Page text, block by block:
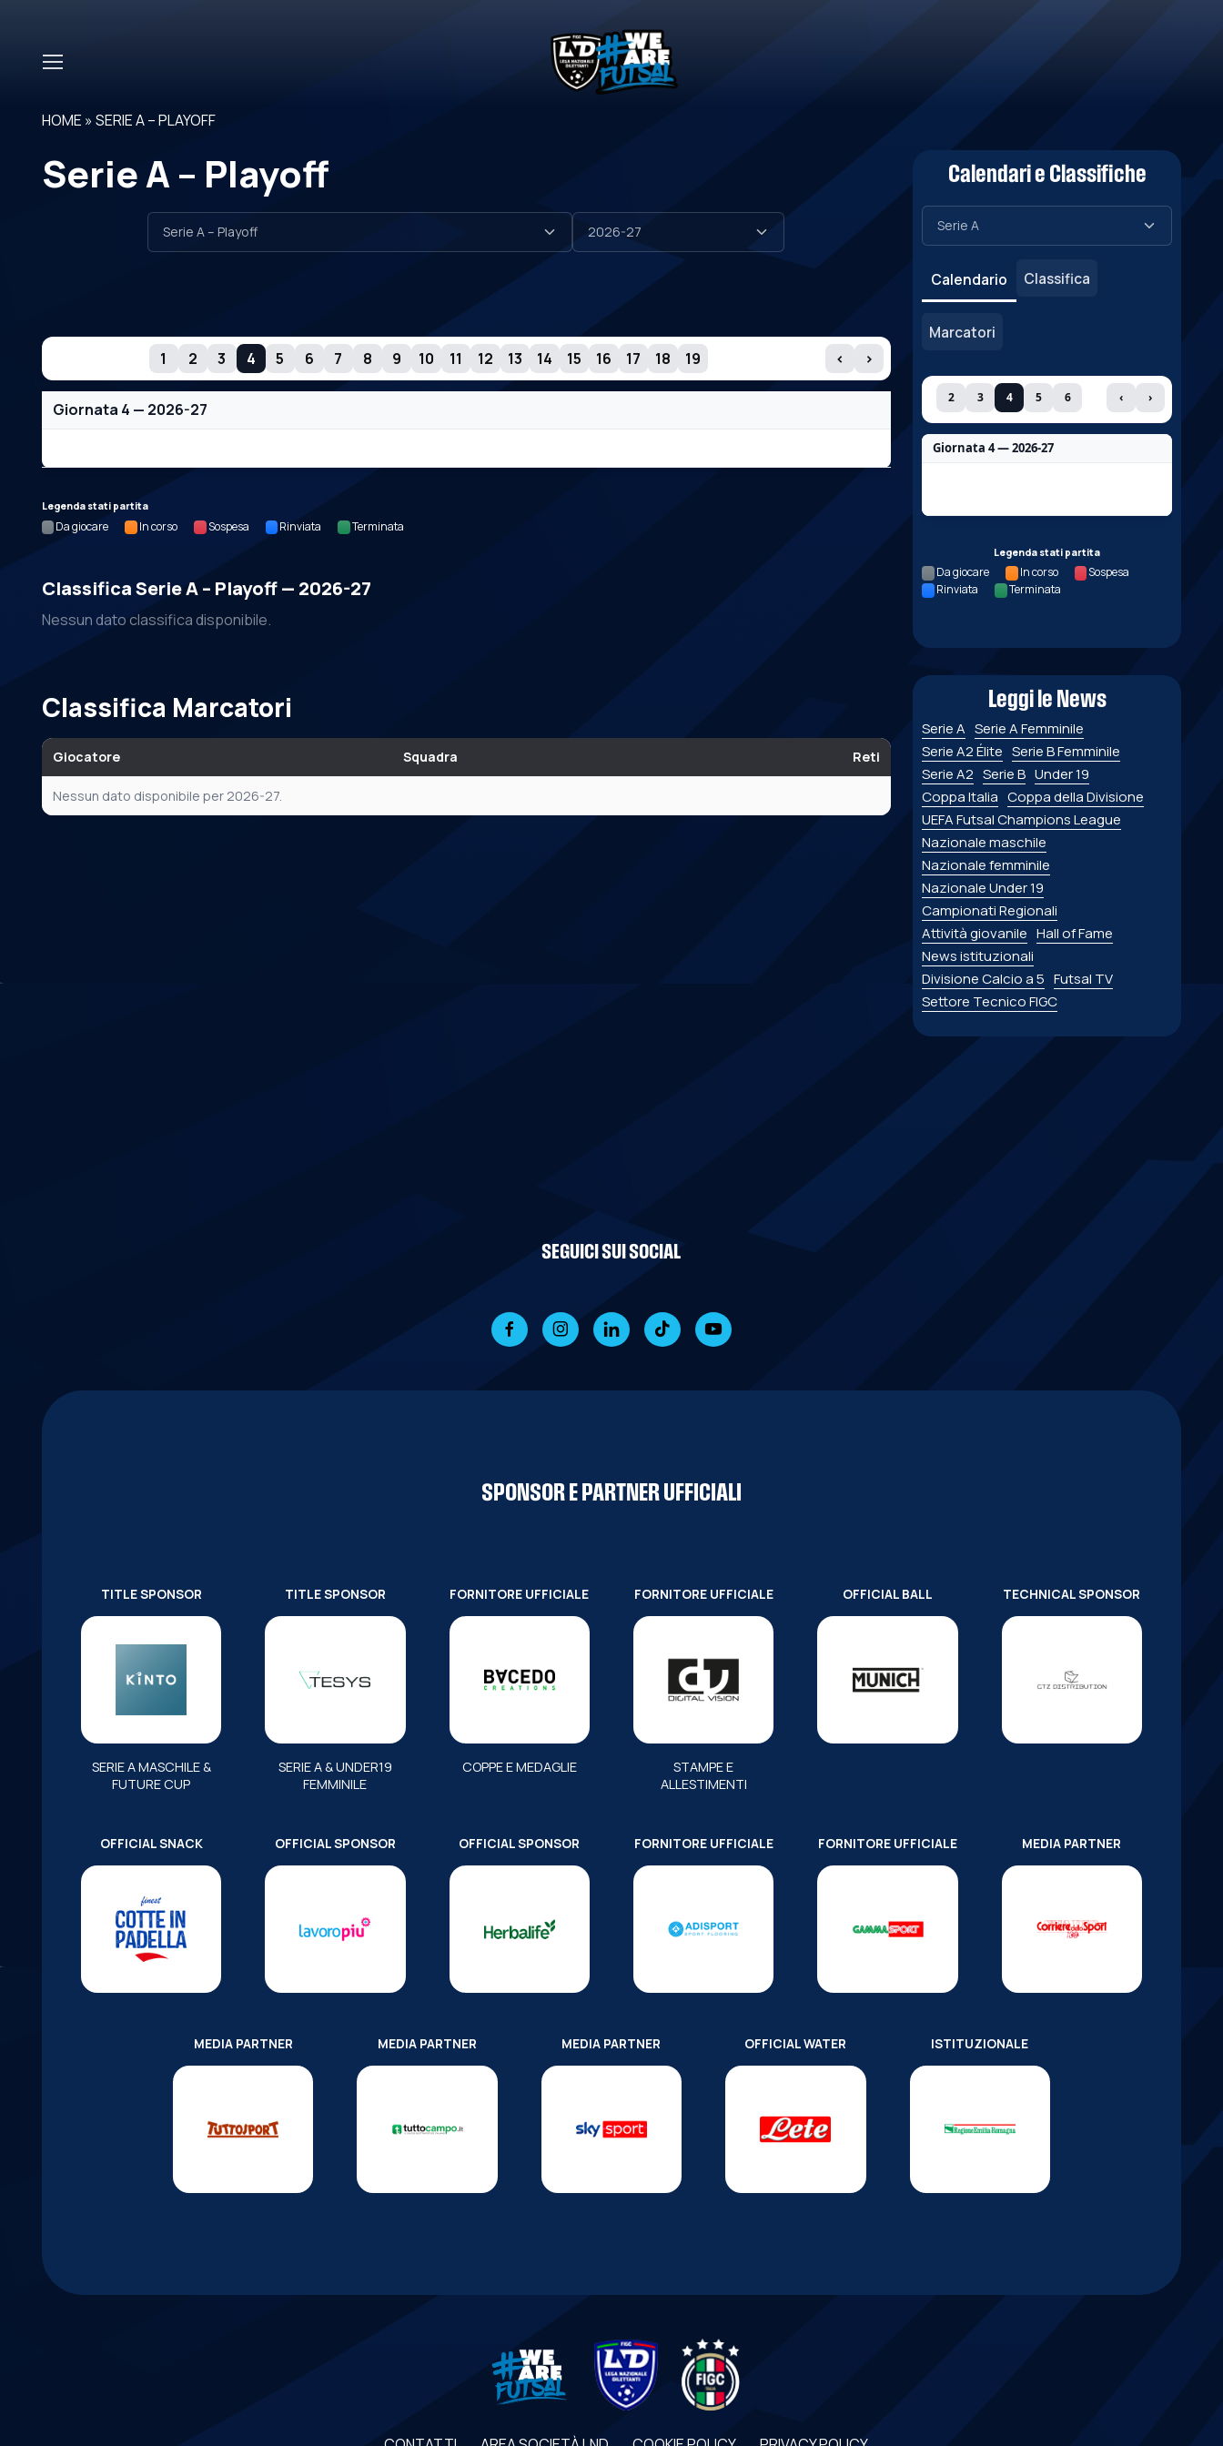
HOME »SERIE A – PLAYOFF
Serie A – Playoff
1 2 3 4 5 6 7 8 9 10 11 12 13 14 15 16 17 18 19 ‹ ›
Giornata 4 — 2026-27
Legenda stati partita
Da giocare In corso Sospesa Rinviata Terminata
Classifica Serie A – Playoff — 2026-27
Nessun dato classifica disponibile.
Classifica Marcatori
Giocatore Squadra Reti
Nessun dato disponibile per 2026-27.
Calendari e Classifiche
Calendario Classifica
Marcatori
2 3 4 5 6 ‹ ›
Giornata 4 — 2026-27
Legenda stati partita
Da giocare In corso
Sospesa
Rinviata
Terminata
Leggi le News
Serie A Serie A Femminile
Serie A2 Élite Serie B Femminile
Serie A2 Serie B Under 19
Coppa Italia Coppa della Divisione
UEFA Futsal Champions League
Nazionale maschile
Nazionale femminile
Nazionale Under 19
Campionati Regionali
Attività giovanile Hall of Fame
News istituzionali
Divisione Calcio a 5 Futsal TV
Settore Tecnico FIGC
SEGUICI SUI SOCIAL
SPONSOR E PARTNER UFFICIALI
TITLE SPONSOR
SERIE A MASCHILE &
FUTURE CUP
TITLE SPONSOR
SERIE A & UNDER19
FEMMINILE
FORNITORE UFFICIALE
COPPE E MEDAGLIE
FORNITORE UFFICIALE
STAMPE E
ALLESTIMENTI
OFFICIAL BALL TECHNICAL SPONSOR
OFFICIAL SNACK OFFICIAL SPONSOR OFFICIAL SPONSOR FORNITORE UFFICIALE FORNITORE UFFICIALE MEDIA PARTNER
MEDIA PARTNER MEDIA PARTNER MEDIA PARTNER OFFICIAL WATER ISTITUZIONALE